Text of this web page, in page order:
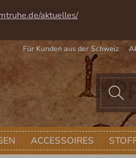
aktuelles/
Für Kunden aus der Schweiz
ACCESSOIRES